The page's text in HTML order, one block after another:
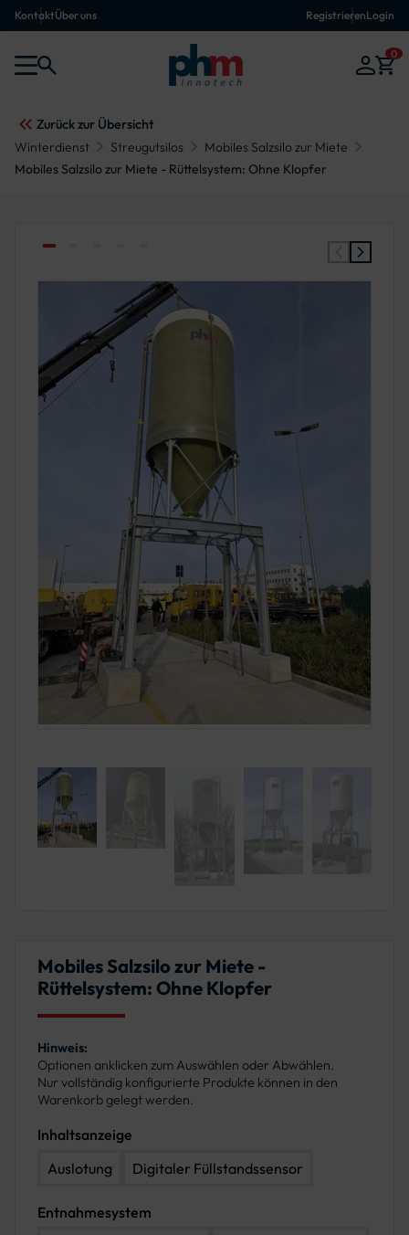
KontaktÜber uns RegistrierenLogin
0
Zurück zur Übersicht
Winterdienst
Streugutsilos
Mobiles Salzsilo zur Miete
Mobiles Salzsilo zur Miete - Rüttelsystem: Ohne Klopfer
Mobiles Salzsilo zur Miete -
Rüttelsystem: Ohne Klopfer
Hinweis:
Optionen anklicken zum Auswählen oder Abwählen.
Nur vollständig konfigurierte Produkte können in den
Warenkorb gelegt werden.
Inhaltsanzeige
Auslotung
Digitaler Füllstandssensor
Entnahmesystem